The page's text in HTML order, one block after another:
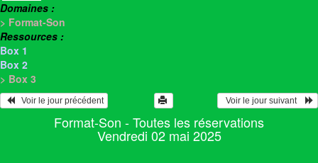
Domaines :
> Format-Son
Ressources :
Box 1
Box 2
> Box 3
   Voir le jour précédent
  Voir le jour suivant
Format-Son - Toutes les réservations
Vendredi 02 mai 2025